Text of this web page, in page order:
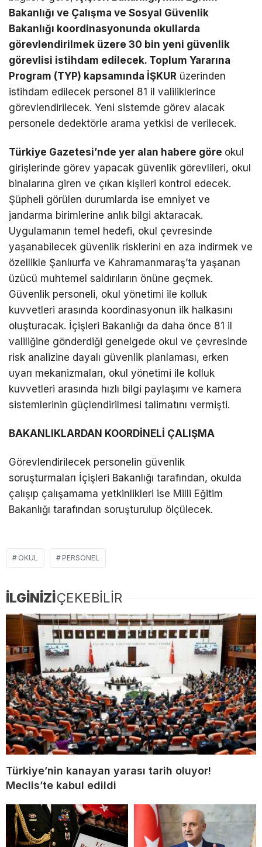
Bakanlığı ve Çalışma ve Sosyal Güvenlik
Bakanlığı koordinasyonunda okullarda
görevlendirilmek üzere 30 bin yeni güvenlik
görevlisi istihdam edilecek. Toplum Yararına
Program (TYP) kapsamında İŞKUR üzerinden
istihdam edilecek personel 81 il valiliklerince
görevlendirilecek. Yeni sistemde görev alacak
personele dedektörle arama yetkisi de verilecek.
Türkiye Gazetesi’nde yer alan habere göre okul
girişlerinde görev yapacak güvenlik görevlileri, okul
binalarına giren ve çıkan kişileri kontrol edecek.
Şüpheli görülen durumlarda ise emniyet ve
jandarma birimlerine anlık bilgi aktaracak.
Uygulamanın temel hedefi, okul çevresinde
yaşanabilecek güvenlik risklerini en aza indirmek ve
özellikle Şanlıurfa ve Kahramanmaraş’ta yaşanan
üzücü muhtemel saldırıların önüne geçmek.
Güvenlik personeli, okul yönetimi ile kolluk
kuvvetleri arasında koordinasyonun ilk halkasını
oluşturacak. İçişleri Bakanlığı da daha önce 81 il
valiliğine gönderdiği genelgede okul ve çevresinde
risk analizine dayalı güvenlik planlaması, erken
uyarı mekanizmaları, okul yönetimi ile kolluk
kuvvetleri arasında hızlı bilgi paylaşımı ve kamera
sistemlerinin güçlendirilmesi talimatını vermişti.
BAKANLIKLARDAN KOORDİNELİ ÇALIŞMA
Görevlendirilecek personelin güvenlik
soruşturmaları İçişleri Bakanlığı tarafından, okulda
çalışıp çalışamama yetkinlikleri ise Milli Eğitim
Bakanlığı tarafından soruşturulup ölçülecek.
OKUL PERSONEL
İLGİNİZİÇEKEBİLİR
Türkiye’nin kanayan yarası tarih oluyor!
Meclis’te kabul edildi